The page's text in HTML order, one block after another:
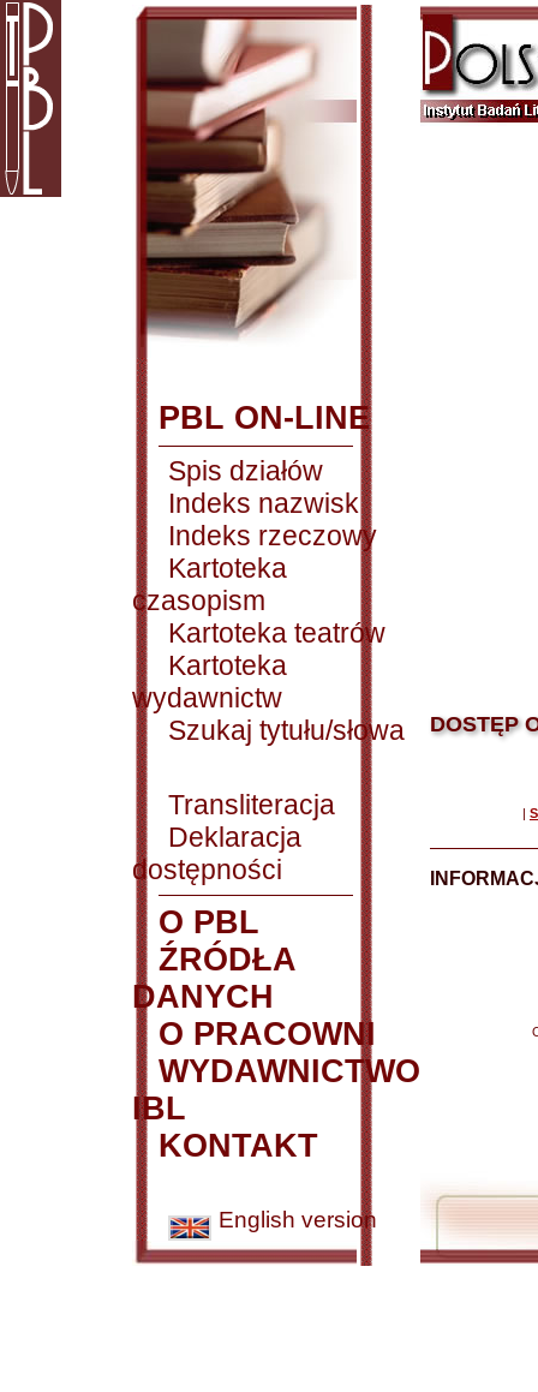
PBL ON-LINE
Spis działów
Indeks nazwisk
Indeks rzeczowy
Kartoteka
czasopism
Kartoteka teatrów
Kartoteka
wydawnictw
Szukaj tytułu/słowa
Transliteracja
Deklaracja
dostępności
O PBL
ŹRÓDŁA
DANYCH
O PRACOWNI
WYDAWNICTWO
IBL
KONTAKT
English version
DOSTĘP
|